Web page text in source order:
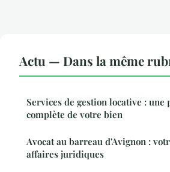
Actu — Dans la même
Services de gestion locative : une
complète de votre bien
Avocat au barreau d'Avignon :
affaires juridiques